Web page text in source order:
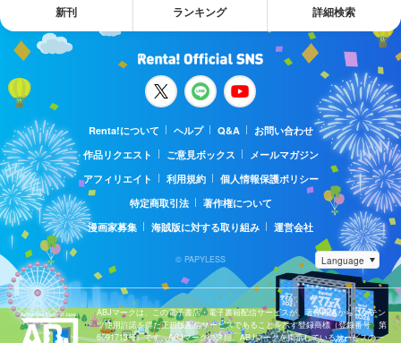
新刊 ランキング 詳細検索
Renta!について ヘルプ Q&A
お問い合わせ
作品リクエスト
ご意見ボックス
メールマガジン
アフィリエイト
利用規約
個人情報保護ポリシー
特定商取引法
著作権について
漫画家募集
海賊版に対する取り組み 運営会社
© PAPYLESS
ABJマークは、この電子書店・電子書籍配信サービスが、著作権者からコンテン
ツ使用許諾を得た正規版配信サービスであることを示す登録商標（登録番号 第
6091713号）です。ABJマークの詳細、ABJマークを掲示しているサービスの一